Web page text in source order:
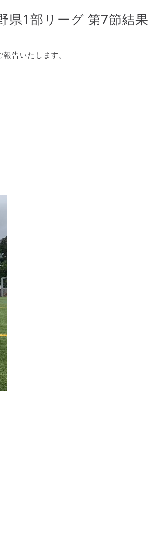
県1部リーグ 第7節結果
告いたします。